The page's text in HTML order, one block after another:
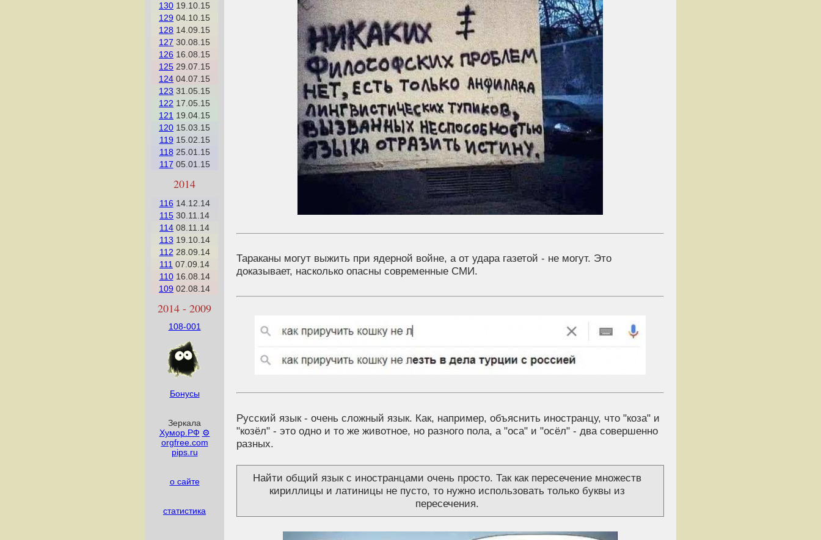
130 19.10.15
129 04.10.15
128 14.09.15
127 30.08.15
126 16.08.15
125 29.07.15
124 04.07.15
123 31.05.15
122 17.05.15
121 19.04.15
120 15.03.15
119 15.02.15
118 25.01.15
117 05.01.15
2014
116 14.12.14
115 30.11.14
114 08.11.14
113 19.10.14
112 28.09.14
111 07.09.14
11016.08.14
109 02.08.14
2014 - 2009
108-001
Бонусы
Зеркала
Хумор.РФ ⚙
orgfree.com
pips.ru
о сайте
статистика
Тараканы могут выжить при ядерной войне, а от удара газетой - не могут. Это
доказывает, насколько опасны современные СМИ.
Русский язык - очень сложный язык. Как, например, объяснить иностранцу, что "коза" и
"козёл" - это одно и то же животное, но разного пола, а "оса" и "осёл" - два совершенно
разных.
Найти общий язык с иностранцами очень просто. Так как пересечение множеств
кириллицы и латиницы не пусто, то нужно использовать только буквы из
пересечения.